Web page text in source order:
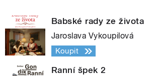
Babské rady ze života
Jaroslava Vykoupilová
Koupit
Ranní špek 2